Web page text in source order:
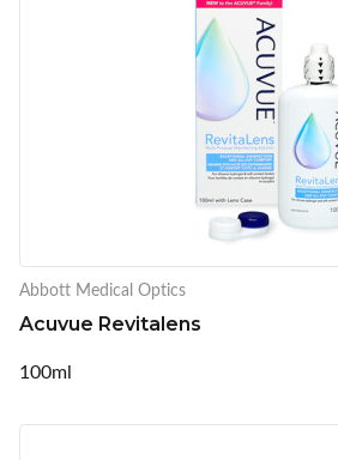
Abbott Medical Optics
Acuvue Revitalens
100ml